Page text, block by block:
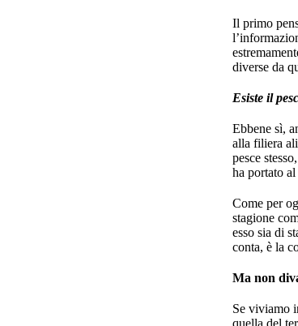
Il primo
diverse da
Esiste il
Ebbene sì,
alla filiera
pesce
ha portato
Come per
stagione
esso sia di
conta, è la
Ma non
Se viviamo
quella del